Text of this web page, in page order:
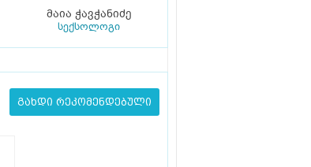
მაია ჭავჭანიძე
სექსოლოგი
გახდი რეკომენდებული